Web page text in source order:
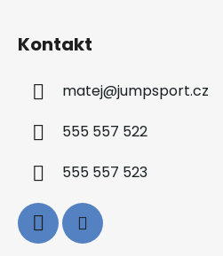
Kontakt
matej@jumpsport.cz
555 557 522
555 557 523